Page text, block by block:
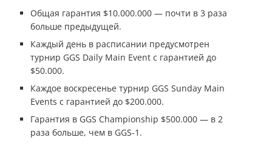
Общая гарантия $10.000.000 — почти в 3 раза
больше предыдущей.
Каждый день в расписании предусмотрен
турнир GGS Daily Main Event с гарантией до
$50.000.
Каждое воскресенье турнир GGS Sunday Main
Events с гарантией до $200.000.
Гарантия в GGS Championship $500.000 — в 2
раза больше, чем в GGS-1.